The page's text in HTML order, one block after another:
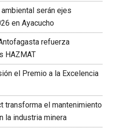
serán ejes
en Ayacucho
refuerza
HAZMAT
el Premio a la Excelencia
transforma el mantenimiento
la industria minera